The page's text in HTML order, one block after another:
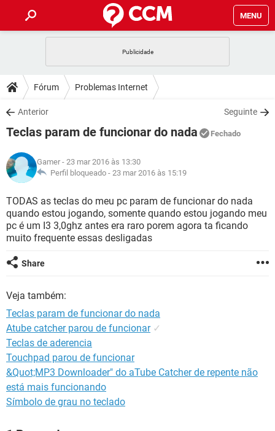
MENU
CELULAR FACEBOOK
OUTLOOK
INSTAGRAM GMAIL
GUIA DE COMPRAS
DICAS
JOGOS WHATSAPP
INSTAGRAM
GUIA DE COMPRAS
DOWNLOADS
JOGOS WHATSAPP
CELULAR
OUTLOOK EXCEL
INSTAGRAM GMAIL
GUIA DE COMPRAS
JOGOS
CELULAR
OUTLOOK EXCEL
INSTAGRAM GMAIL
GLOSSÁRIO
JOGOS WHATSAPP
CELULAR FACEBOOK
OUTLOOK EXCEL
INSTAGRAM
Fórum Problemas Internet
Anterior Seguinte
Teclas param de funcionar do nada Fechado
Gamer - 23 mar 2016 às 13:30
Perfil bloqueado - 23 mar 2016 às 15:19
TODAS as teclas do meu pc param de funcionar do nada
quando estou jogando, somente quando estou jogando meu
pc é um I3 3,0ghz antes era raro porem agora ta ficando
muito frequente essas desligadas
Share
Veja também:
Teclas param de funcionar do nada
Atube catcher parou de funcionar ✓
Teclas de aderencia
Touchpad parou de funcionar
&Quot;MP3 Downloader" do aTube Catcher de repente não
está mais funcionando
Símbolo de grau no teclado